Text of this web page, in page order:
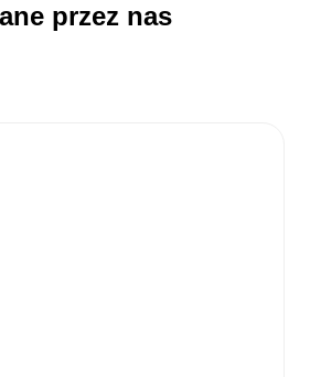
przez nas